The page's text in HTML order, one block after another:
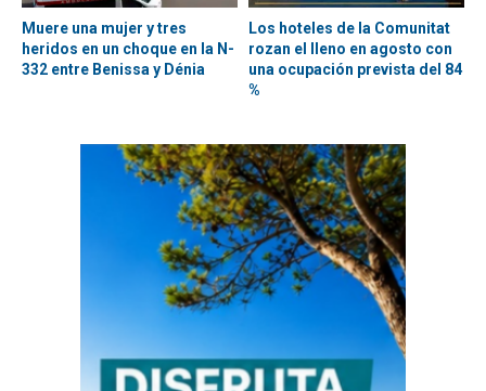
Muere una mujer y tres
heridos en un choque en la N-
332 entre Benissa y Dénia
Los hoteles de la Comunitat
rozan el lleno en agosto con
una ocupación prevista del 84
%